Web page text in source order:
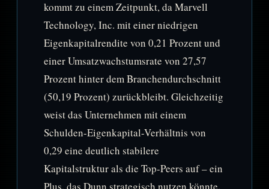
kommt zu einem Zeitpunkt, da Marvell
Technology, Inc. mit einer niedrigen
Eigenkapitalrendite von 0,21 Prozent und
einer Umsatzwachstumsrate von 27,57
Prozent hinter dem Branchendurchschnitt
(50,19 Prozent) zurückbleibt. Gleichzeitig
weist das Unternehmen mit einem
Schulden-Eigenkapital-Verhältnis von
0,29 eine deutlich stabilere
Kapitalstruktur als die Top-Peers auf – ein
Plus, das Dunn strategisch nutzen könnte.